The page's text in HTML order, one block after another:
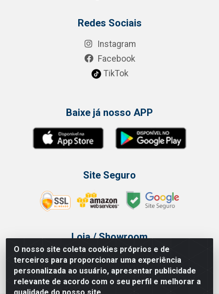
O nosso site coleta cookies próprios e de
terceiros para proporcionar uma experiência
personalizada ao usuário, apresentar publicidade
relevante de acordo com o seu perfil e melhorar a
Redes Sociais
Instagram
Facebook
TikTok
Baixe já nosso APP
Site Seguro
Loja / Showroom
Tel.: (11) 3314 6400
Av Vautier, 468 - Pari - São Paulo/SP